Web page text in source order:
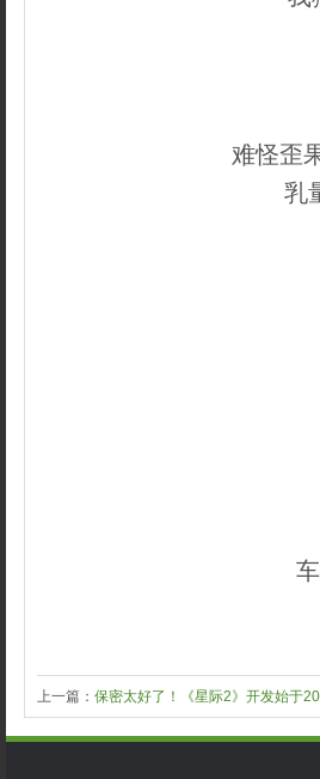
难怪歪
乳
上一篇： 保密太好了！《星际2》开发始于